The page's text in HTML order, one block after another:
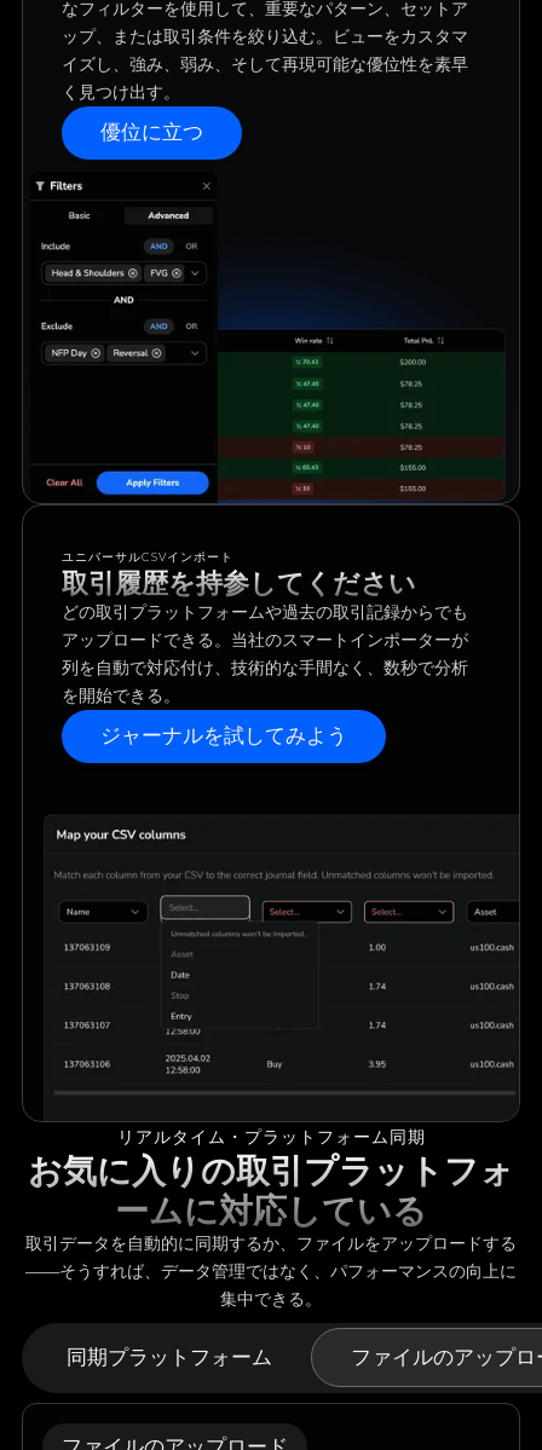
なフィルターを使用して、重要なパターン、セットア
ップ、または取引条件を絞り込む。ビューをカスタマ
イズし、強み、弱み、そして再現可能な優位性を素早
く見つけ出す。
優位に立つ
ユニバーサルCSVインポート
取引履歴を持参してください
どの取引プラットフォームや過去の取引記録からでも
アップロードできる。当社のスマートインポーターが
列を自動で対応付け、技術的な手間なく、数秒で分析
を開始できる。
ジャーナルを試してみよう
リアルタイム・プラットフォーム同期
お気に入りの取引プラットフォ
ームに対応している
取引データを自動的に同期するか、ファイルをアップロードする
――そうすれば、データ管理ではなく、パフォーマンスの向上に
集中できる。
同期プラットフォーム ファイルのアップロ